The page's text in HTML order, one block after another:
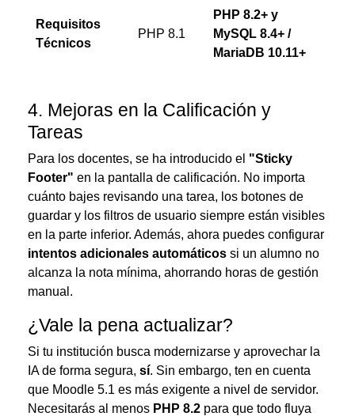
Requisitos
Técnicos
PHP 8.1
PHP 8.2+ y
MySQL 8.4+ /
MariaDB 10.11+
4. Mejoras en la Calificación y
Tareas
Para los docentes, se ha introducido el "Sticky
Footer" en la pantalla de calificación. No importa
cuánto bajes revisando una tarea, los botones de
guardar y los filtros de usuario siempre están visibles
en la parte inferior. Además, ahora puedes configurar
intentos adicionales automáticos si un alumno no
alcanza la nota mínima, ahorrando horas de gestión
manual.
¿Vale la pena actualizar?
Si tu institución busca modernizarse y aprovechar la
IA de forma segura, sí. Sin embargo, ten en cuenta
que Moodle 5.1 es más exigente a nivel de servidor.
Necesitarás al menos PHP 8.2 para que todo fluya